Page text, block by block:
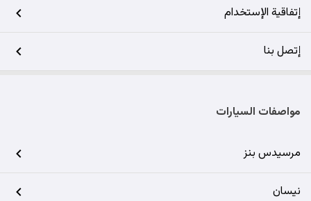
إتفاقية الإستخدام
إتصل بنا
مواصفات السيارات
مرسيدس بنز
نيسان